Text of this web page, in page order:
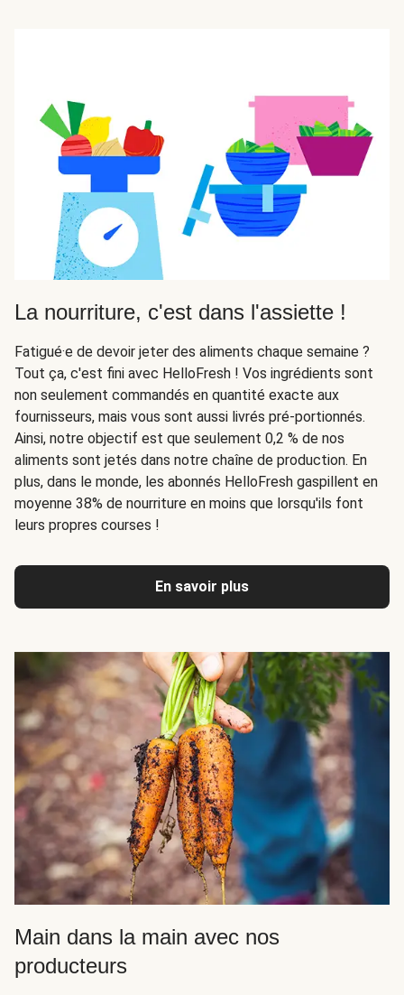
La nourriture, c'est dans l'assiette !
Fatigué·e de devoir jeter des aliments chaque semaine ?
Tout ça, c'est fini avec HelloFresh ! Vos ingrédients sont
non seulement commandés en quantité exacte aux
fournisseurs, mais vous sont aussi livrés pré-portionnés.
Ainsi, notre objectif est que seulement 0,2 % de nos
aliments sont jetés dans notre chaîne de production. En
plus, dans le monde, les abonnés HelloFresh gaspillent en
moyenne 38% de nourriture en moins que lorsqu'ils font
leurs propres courses !
En savoir plus
Main dans la main avec nos
producteurs